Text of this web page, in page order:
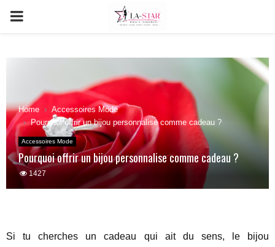
PRIMARY
Home
Accessoires Mode
Pourquoi offrir un bijou personnalise comme cadeau ?
Accessoires Mode
Pourquoi offrir un bijou personnalise comme cadeau ?
1427
Si tu cherches un cadeau qui ait du sens, le bijou